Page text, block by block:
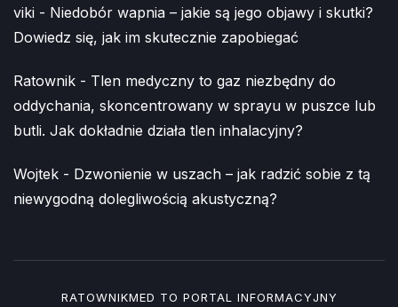
viki - Niedobór wapnia – jakie są jego objawy i skutki?
Dowiedz się, jak im skutecznie zapobiegać
Ratownik - Tlen medyczny to gaz niezbędny do
oddychania, skoncentrowany w sprayu w puszce lub
butli. Jak dokładnie działa tlen inhalacyjny?
Wojtek - Dzwonienie w uszach – jak radzić sobie z tą
niewygodną dolegliwością akustyczną?
RATOWNIKMED TO PORTAL INFORMACYJNY